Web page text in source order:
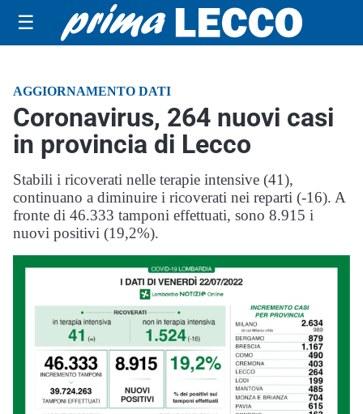
☰
AGGIORNAMENTO DATI
Coronavirus, 264 nuovi casi
in provincia di Lecco
Stabili i ricoverati nelle terapie intensive (41),
continuano a diminuire i ricoverati nei reparti (-16). A
fronte di 46.333 tamponi effettuati, sono 8.915 i
nuovi positivi (19,2%).